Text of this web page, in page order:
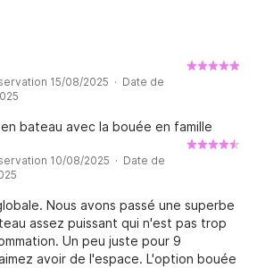
15/08/2025 · Date de
bateau avec la bouée en famille
10/08/2025 · Date de
Nous avons passé une superbe
assez puissant qui n'est pas trop
Un peu juste pour 9
avoir de l'espace. L'option bouée